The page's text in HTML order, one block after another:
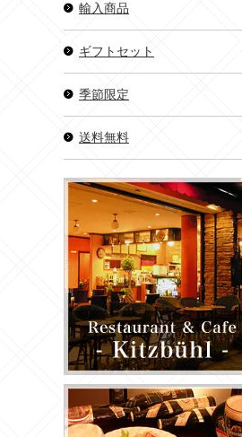
輸入商品
ギフトセット
季節限定
送料無料